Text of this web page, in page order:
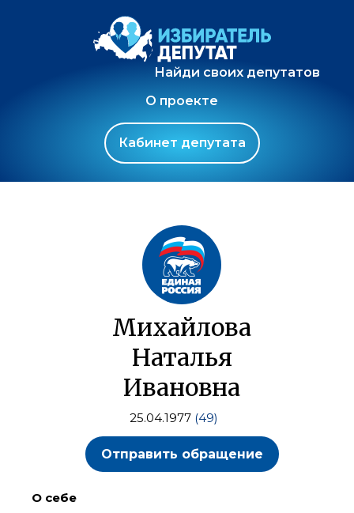
Найди своих депутатов
О проекте
Кабинет депутата
Михайлова
Наталья
Ивановна
25.04.1977 (49)
Отправить обращение
О себе